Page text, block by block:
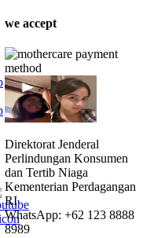
we accept
Direktorat Jenderal
Perlindungan Konsumen
dan Tertib Niaga
Kementerian Perdagangan
RI
WhatsApp: +62 123 8888
8989